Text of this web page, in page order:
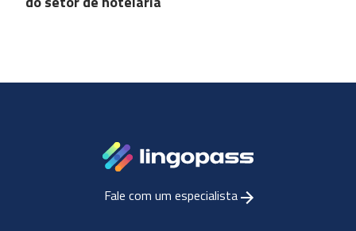
Fale com um especialista